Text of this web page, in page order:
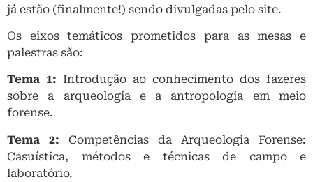
já estão (finalmente!) sendo divulgadas pelo site.
Os eixos temáticos prometidos para as mesas e
palestras são:
Tema 1: Introdução ao conhecimento dos fazeres
sobre a arqueologia e a antropologia em meio
forense.
Tema 2: Competências da Arqueologia Forense:
Casuística, métodos e técnicas de campo e
laboratório.